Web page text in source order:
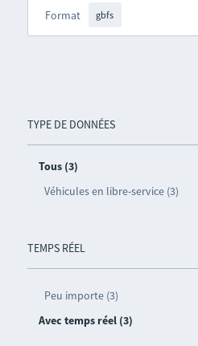
TYPE DE DONNÉES
Tous (3)
Véhicules en libre-service (3)
TEMPS RÉEL
Peu importe (3)
Avec temps réel (3)
Format gbfs